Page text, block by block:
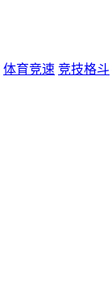
体育竞速 竞技格斗